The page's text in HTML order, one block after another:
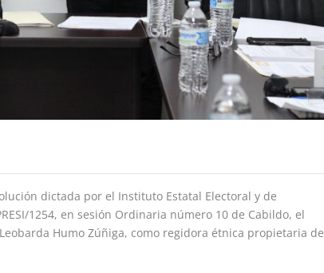
dictada por el Instituto Estatal Electoral y de
1254, en sesión Ordinaria número 10 de Cabildo, el
Humo Zúñiga, como regidora étnica propietaria de